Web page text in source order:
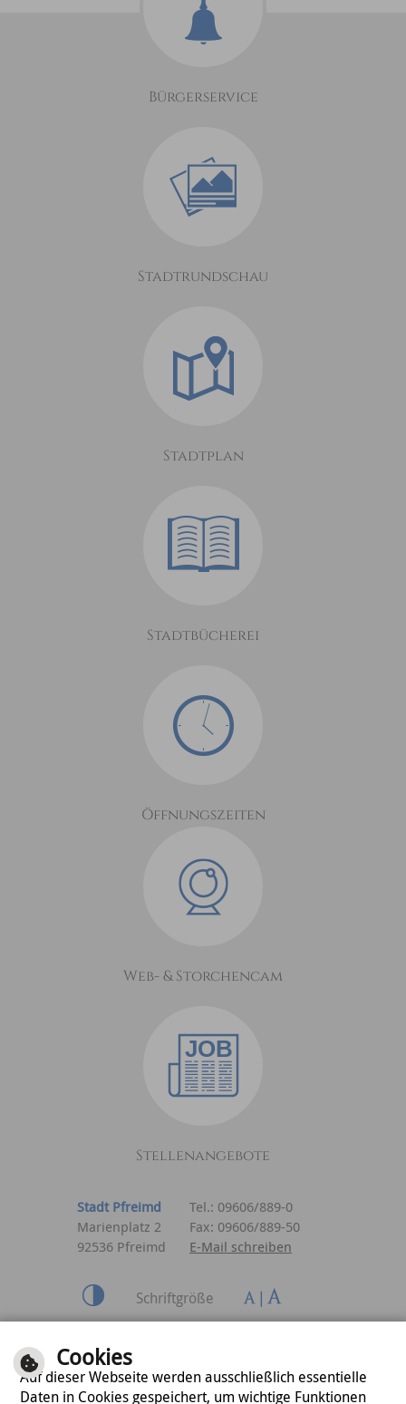
Bürgerservice
Stadtrundschau
Stadtplan
Stadtbücherei
Öffnungszeiten
Web- & Storchencam
Stellenangebote
Stadt Pfreimd
Tel.: 09606/889-0
Marienplatz 2
Fax: 09606/889-50
92536 Pfreimd
E-Mail schreiben
Schriftgröße
Datenschutzerklärung
Cookies
Auf dieser Webseite werden ausschließlich essentielle
Daten in Cookies gespeichert, um wichtige Funktionen